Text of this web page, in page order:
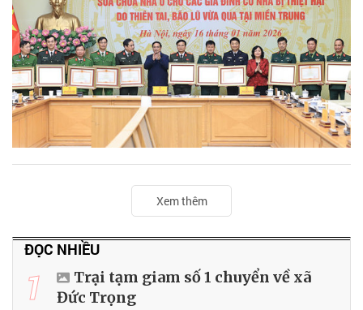
Xem thêm
ĐỌC NHIỀU
1
Trại tạm giam số 1 chuyển về xã
Đức Trọng